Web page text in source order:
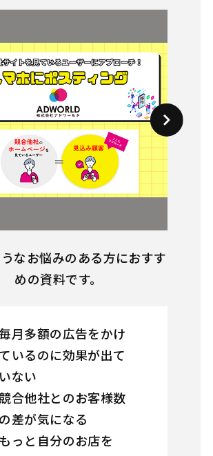
なお悩みのある方におすす
めの資料です。
月多額の広告をかけ
ているのに効果が出て
いない
合他社とのお客様数
の差が気になる
もっと自分のお店を